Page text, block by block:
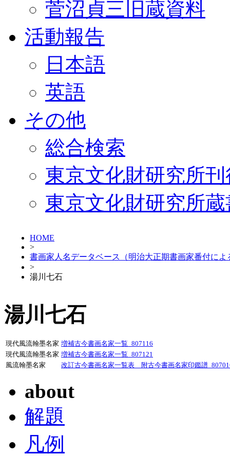
菅沼貞三旧蔵資料
活動報告
日本語
英語
その他
総合検索
東京文化財研究所
東京文化財研究所
HOME
>
書画家人名データベース（明治大正期書画家番付によ
>
湯川七石
湯川七石
現代風流翰墨名家 増補古今書画名家一覧_807116
現代風流翰墨名家 増補古今書画名家一覧_807121
風流翰墨名家
改訂古今書画名家一覧表 附古今書画名家印鑑譜
about
解題
凡例